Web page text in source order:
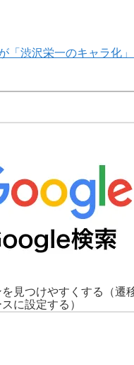
「渋沢栄一のキャラ化
見つけやすくする
（遷
に設定する）